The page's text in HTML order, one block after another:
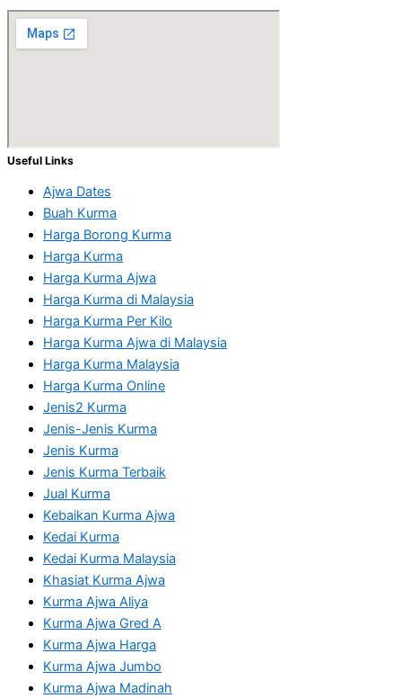
Useful Links
Ajwa Dates
Buah Kurma
Harga Borong Kurma
Harga Kurma
Harga Kurma Ajwa
Harga Kurma di Malaysia
Harga Kurma Per Kilo
Harga Kurma Ajwa di Malaysia
Harga Kurma Malaysia
Harga Kurma Online
Jenis2 Kurma
Jenis-Jenis Kurma
Jenis Kurma
Jenis Kurma Terbaik
Jual Kurma
Kebaikan Kurma Ajwa
Kedai Kurma
Kedai Kurma Malaysia
Khasiat Kurma Ajwa
Kurma Ajwa Aliya
Kurma Ajwa Gred A
Kurma Ajwa Harga
Kurma Ajwa Jumbo
Kurma Ajwa Madinah